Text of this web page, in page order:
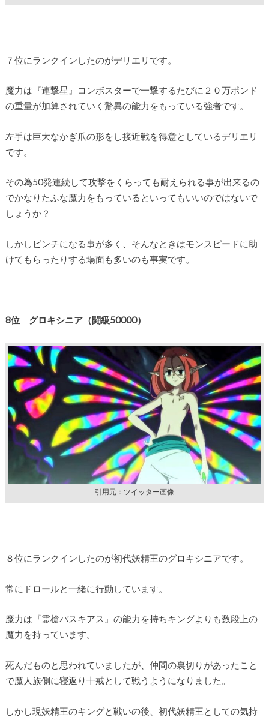
７位にランクインしたのがデリエリです。
魔力は『連撃星』コンボスターで一撃するたびに２０万ポンド
の重量が加算されていく驚異の能力をもっている強者です。
左手は巨大なかぎ爪の形をし接近戦を得意としているデリエリ
です。
その為50発連続して攻撃をくらっても耐えられる事が出来るの
でかなりたふな魔力をもっているといってもいいのではないで
しょうか？
しかしピンチになる事が多く、そんなときはモンスピードに助
けてもらったりする場面も多いのも事実です。
8位 グロキシニア（闘級50000）
引用元：ツイッター画像
８位にランクインしたのが初代妖精王のグロキシニアです。
常にドロールと一緒に行動しています。
魔力は『霊槍バスキアス』の能力を持ちキングよりも数段上の
魔力を持っています。
死んだものと思われていましたが、仲間の裏切りがあったこと
で魔人族側に寝返り十戒として戦うようになりました。
しかし現妖精王のキングと戦いの後、初代妖精王としての気持